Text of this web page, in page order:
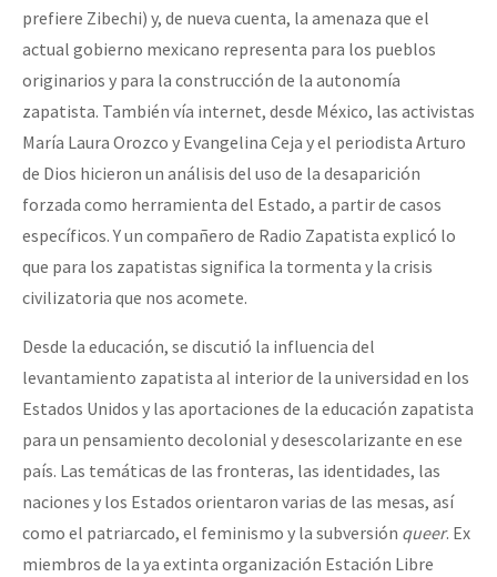
prefiere Zibechi) y, de nueva cuenta, la amenaza que el
actual gobierno mexicano representa para los pueblos
originarios y para la construcción de la autonomía
zapatista. También vía internet, desde México, las activistas
María Laura Orozco y Evangelina Ceja y el periodista Arturo
de Dios hicieron un análisis del uso de la desaparición
forzada como herramienta del Estado, a partir de casos
específicos. Y un compañero de Radio Zapatista explicó lo
que para los zapatistas significa la tormenta y la crisis
civilizatoria que nos acomete.
Desde la educación, se discutió la influencia del
levantamiento zapatista al interior de la universidad en los
Estados Unidos y las aportaciones de la educación zapatista
para un pensamiento decolonial y desescolarizante en ese
país. Las temáticas de las fronteras, las identidades, las
naciones y los Estados orientaron varias de las mesas, así
como el patriarcado, el feminismo y la subversión queer. Ex
miembros de la ya extinta organización Estación Libre